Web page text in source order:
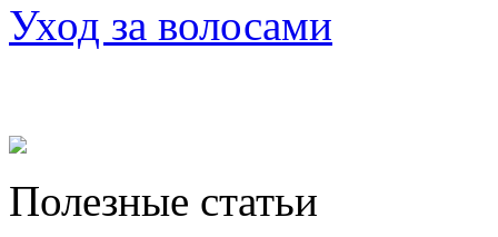
Уход за волосами
Полезные статьи